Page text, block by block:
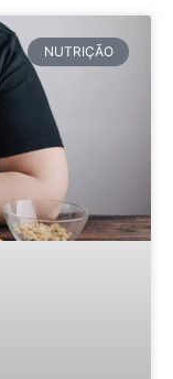
NUTRIÇÃO